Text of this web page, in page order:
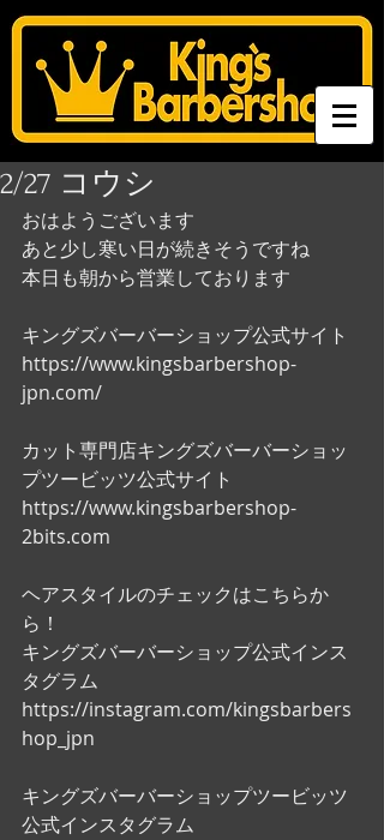
2/27 コウシ
おはようございます
あと少し寒い日が続きそうですね
本日も朝から営業しております
キングズバーバーショップ公式サイト
https://www.kingsbarbershop-
jpn.com/
カット専門店キングズバーバーショッ
プツービッツ公式サイト
https://www.kingsbarbershop-
2bits.com
ヘアスタイルのチェックはこちらか
ら！
キングズバーバーショップ公式インス
タグラム
https://instagram.com/kingsbarbers
hop_jpn
キングズバーバーショップツービッツ
公式インスタグラム